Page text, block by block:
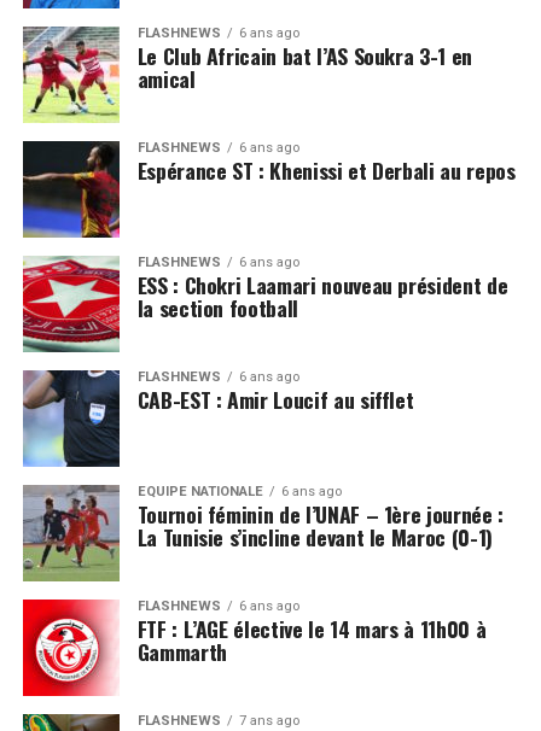
FLASHNEWS 6 ans ago
Le Club Africain bat l’AS Soukra 3-1 en
amical
FLASHNEWS 6 ans ago
Espérance ST : Khenissi et Derbali au repos
FLASHNEWS 6 ans ago
ESS : Chokri Laamari nouveau président de
la section football
FLASHNEWS 6 ans ago
CAB-EST : Amir Loucif au sifflet
EQUIPE NATIONALE 6 ans ago
Tournoi féminin de l’UNAF – 1ère journée :
La Tunisie s’incline devant le Maroc (0-1)
FLASHNEWS 6 ans ago
FTF : L’AGE élective le 14 mars à 11h00 à
Gammarth
FLASHNEWS 7 ans ago